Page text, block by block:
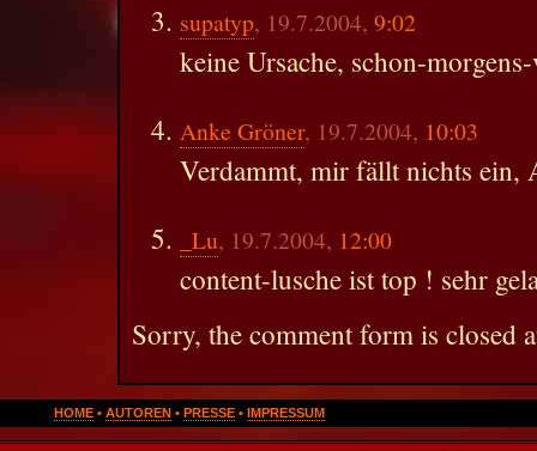
supatyp, 19.7.2004, 9:02
keine Ursache, schon-
Anke Gröner, 19.7.2004, 10:03
Verdammt, mir fällt nichts ein,
_Lu, 19.7.2004, 12:00
content-lusche ist top ! sehr
Sorry, the comment form is closed
HOME • AUTOREN • PRESSE • IMPRESSUM